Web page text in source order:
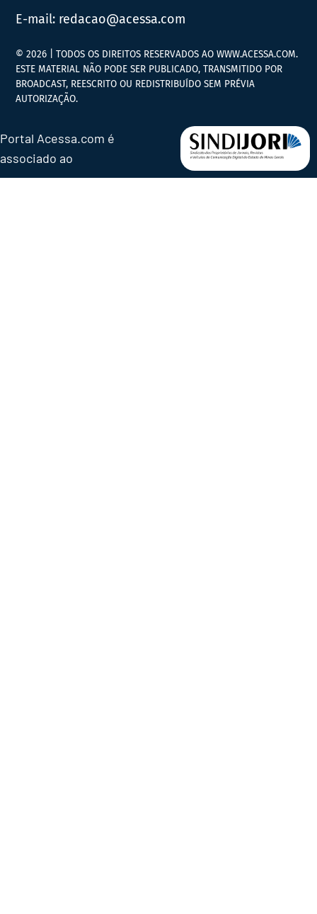
E-mail: redacao@acessa.com
© 2026 | TODOS OS DIREITOS RESERVADOS AO WWW.ACESSA.COM.
ESTE MATERIAL NÃO PODE SER PUBLICADO, TRANSMITIDO POR
BROADCAST, REESCRITO OU REDISTRIBUÍDO SEM PRÉVIA
AUTORIZAÇÃO.
Portal Acessa.com é
associado ao